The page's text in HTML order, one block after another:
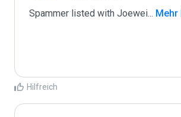
Spammer listed with Joewei... Mehr
Hilfreich